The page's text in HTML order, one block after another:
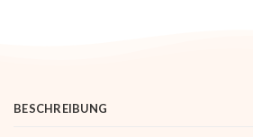
BESCHREIBUNG